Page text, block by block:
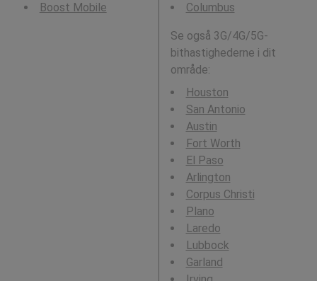
Boost Mobile
Columbus
Se også 3G/4G/5G-
bithastighederne i dit
område:
Houston
San Antonio
Austin
Fort Worth
El Paso
Arlington
Corpus Christi
Plano
Laredo
Lubbock
Garland